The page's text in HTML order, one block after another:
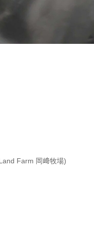
Farm 岡﨑牧場)